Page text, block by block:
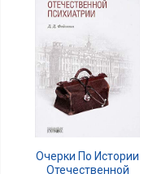
Очерки По Истории
Отечественной